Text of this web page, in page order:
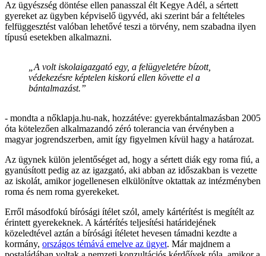
Az ügyészség döntése ellen panasszal élt Kegye Adél, a sértett
gyereket az ügyben képviselő ügyvéd, aki szerint bár a feltételes
felfüggesztést valóban lehetővé teszi a törvény, nem szabadna ilyen
típusú esetekben alkalmazni.
„A volt iskolaigazgató egy, a felügyeletére bízott,
védekezésre képtelen kiskorú ellen követte el a
bántalmazást.”
- mondta a nőklapja.hu-nak, hozzátéve: gyerekbántalmazásban 2005
óta kötelezően alkalmazandó zéró tolerancia van érvényben a
magyar jogrendszerben, amit így figyelmen kívül hagy a határozat.
Az ügynek külön jelentőséget ad, hogy a sértett diák egy roma fiú, a
gyanúsított pedig az az igazgató, aki abban az időszakban is vezette
az iskolát, amikor jogellenesen elkülönítve oktattak az intézményben
roma és nem roma gyerekeket.
Erről másodfokú bírósági ítélet szól, amely kártérítést is megítélt az
érintett gyerekeknek. A kártérítés teljesítési határidejének
közeledtével aztán a bírósági ítéletet hevesen támadni kezdte a
kormány, országos témává emelve az ügyet. Már majdnem a